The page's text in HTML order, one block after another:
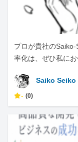
プロが貴社の
率化は、ぜひ私にお
Saiko Seiko
- (0)